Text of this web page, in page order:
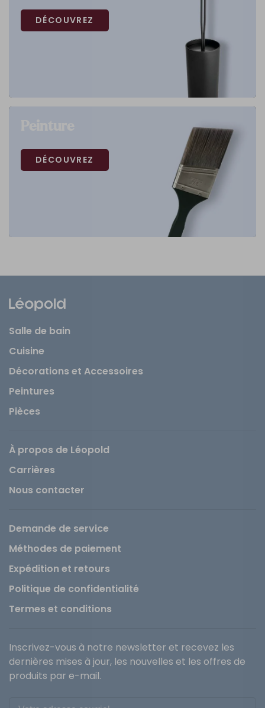
DÉCOUVREZ
DÉCOUVREZ
Salle de bain
Cuisine
Décorations et Accessoires
Peintures
Pièces
À propos de Léopold
Carrières
Nous contacter
Demande de service
Méthodes de paiement
Expédition et retours
Politique de confidentialité
Termes et conditions
Inscrivez-vous à notre newsletter et recevez les
dernières mises à jour, les nouvelles et les offres de
produits par e-mail.